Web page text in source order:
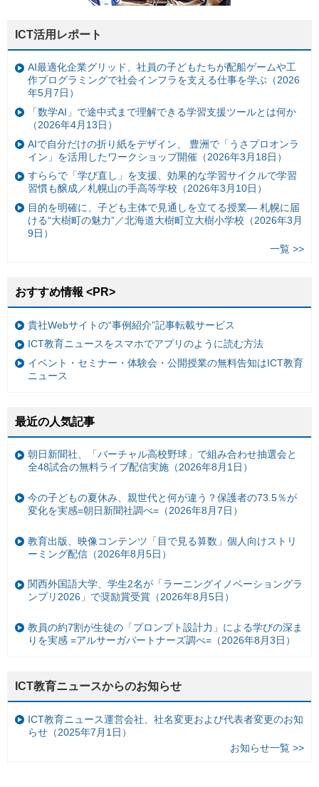
ICT活用レポート
AI最適化企業グリッド、社員の子どもたちが配船ゲームや工
作プログラミングで社会インフラを支える仕事を学ぶ（2026
年5月7日）
「数学AI」で途中式まで理解できる学習支援ツールとは何か
（2026年4月13日）
AIで自分だけの折り紙をデザイン、 豊洲で「うさプロオンラ
イン」を活用したワークショップ開催（2026年3月18日）
すららで「学び直し」を支援、効果的な学習サイクルで学習
習慣も醸成／札幌山の手高等学校（2026年3月10日）
目的を明確に、子ども主体で見通しを立てる授業— 札幌に届
ける“大樹町の魅力”／北海道大樹町立大樹小学校（2026年3月
9日）
一覧 >>
おすすめ情報 <PR>
貴社Webサイトの“事例紹介”記事転載サービス
ICT教育ニュースをスマホでアプリのように読む方法
イベント・セミナー・体験会・公開授業の無料告知はICT教育
ニュース
最近の人気記事
朝日新聞社、「バーチャル高校野球」で組み合わせ抽選会と
全48試合の無料ライブ配信実施（2026年8月1日）
今の子どもの夏休み、親世代と何が違う？保護者の73.5％が
変化を実感=朝日新聞社調べ=（2026年8月7日）
教育出版、映像コンテンツ「目で見る算数」個人向けストリ
ーミング配信（2026年8月5日）
関西外国語大学、学生2名が「ラーニングイノベーショングラ
ンプリ2026」で奨励賞受賞（2026年8月5日）
教員の約7割が生徒の「プロンプト設計力」による学びの深ま
りを実感 =アルサーガパートナーズ調べ=（2026年8月3日）
ICT教育ニュースからのお知らせ
ICT教育ニュース運営会社、社名変更および代表者変更のお知
らせ（2025年7月1日）
お知らせ一覧 >>